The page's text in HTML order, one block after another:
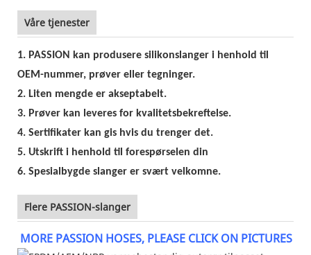
Våre tjenester
1. PASSION kan produsere silikonslanger i henhold til
OEM-nummer, prøver eller tegninger.
2. Liten mengde er akseptabelt.
3. Prøver kan leveres for kvalitetsbekreftelse.
4. Sertifikater kan gis hvis du trenger det.
5. Utskrift i henhold til forespørselen din
6. Spesialbygde slanger er svært velkomne.
Flere PASSION-slanger
MORE PASSION HOSES, PLEASE CLICK ON PICTURES